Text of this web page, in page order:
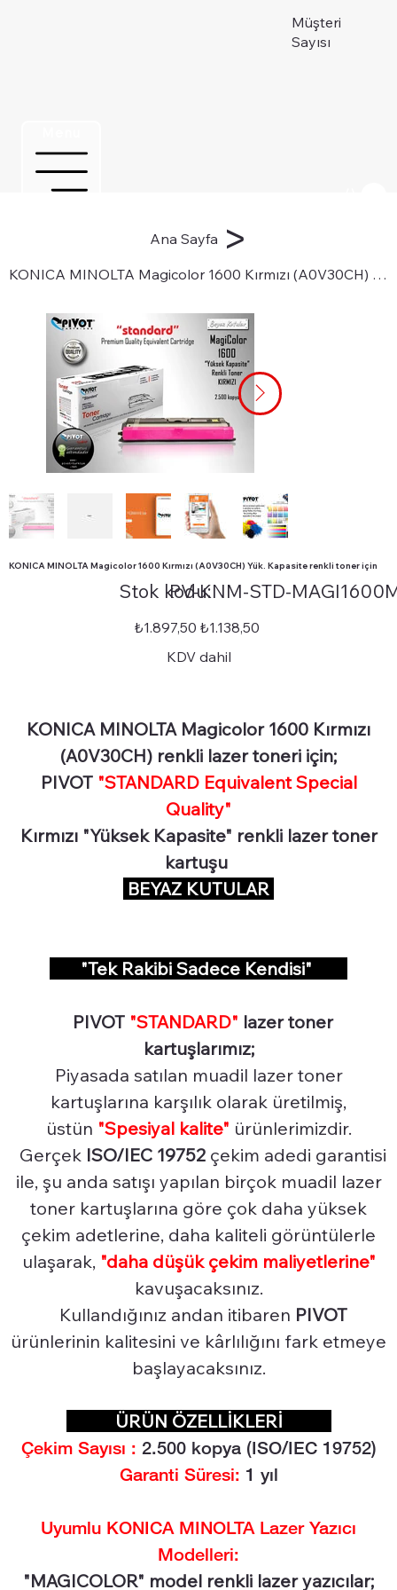
Müşteri
Sayısı
Ana Sayfa >
KONICA MINOLTA Magicolor 1600 Kırmızı (A0V30CH) Yük. Kapasite renkli toner için
KONICA MINOLTA Magicolor 1600 Kırmızı (A0V30CH) Yük. Kapasite renkli toner için
Stok kodu:
kodu:
STD-
MAGI1600M
PV-KNM-STD-
Orijinal
fiyat
₺1.897,50 İndirimli
fiyat
₺1.138,50
KDV dahil
KONICA MINOLTA Magicolor 1600 Kırmızı
(A0V30CH) renkli lazer toneri için;
PIVOT "STANDARD Equivalent Special
Quality"
Kırmızı "Yüksek Kapasite" renkli lazer toner
kartuşu
BEYAZ KUTULAR
"Tek Rakibi Sadece Kendisi"
PIVOT "STANDARD" lazer toner
kartuşlarımız;
Piyasada satılan muadil lazer toner
kartuşlarına karşılık olarak üretilmiş,
üstün "Spesiyal kalite" ürünlerimizdir.
Gerçek ISO/IEC 19752 çekim adedi garantisi
ile, şu anda satışı yapılan birçok muadil lazer
toner kartuşlarına göre çok daha yüksek
çekim adetlerine, daha kaliteli görüntülerle
ulaşarak, "daha düşük çekim maliyetlerine"
kavuşacaksınız.
Kullandığınız andan itibaren PIVOT
ürünlerinin kalitesini ve kârlılığını fark etmeye
başlayacaksınız.
ÜRÜN ÖZELLİKLERİ
Çekim Sayısı : 2.500kopya (ISO/IEC 19752)
Garanti Süresi: 1 yıl
Uyumlu KONICA MINOLTA Lazer Yazıcı
Modelleri:
"MAGICOLOR" model renkli lazer yazıcılar;